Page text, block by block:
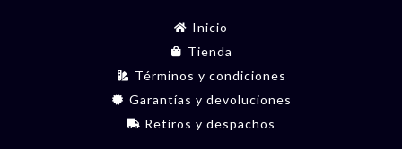
Inicio
Tienda
Términos y condiciones
Garantías y devoluciones
Retiros y despachos